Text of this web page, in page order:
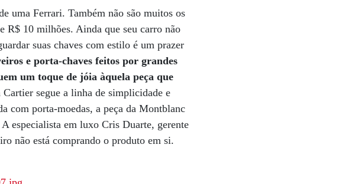
uma Ferrari. Também não são muitos os
R$ 10 milhões. Ainda que seu carro não
suas chaves com estilo é um prazer
e porta-chaves feitos por grandes
um toque de jóia àquela peça que
segue a linha de simplicidade e
com porta-moedas, a peça da Montblanc
especialista em luxo Cris Duarte, gerente
não está comprando o produto em si.